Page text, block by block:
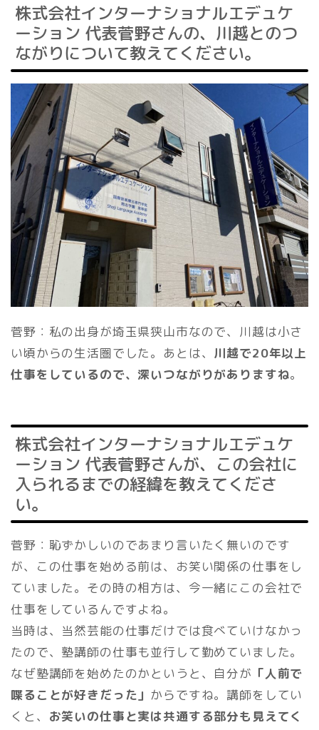
株式会社インターナショナルエデュケ
ーション 代表菅野さんの、川越とのつ
ながりについて教えてください。
菅野：私の出身が埼玉県狭山市なので、川越は小さ
い頃からの生活圏でした。あとは、 川越で20年以上
仕事をしているので、深いつながりがありますね。
株式会社インターナショナルエデュケ
ーション 代表菅野さんが、この会社に
入られるまでの経緯を教えてくださ
い。
菅野：恥ずかしいのであまり言いたく無いのです
が、この仕事を始める前は、お笑い関係の仕事をし
ていました。その時の相方は、今一緒にこの会社で
仕事をしているんですよね。
当時は、当然芸能の仕事だけでは食べていけなかっ
たので、塾講師の仕事も並行して勤めていました。
なぜ塾講師を始めたのかというと、自分が 「人前で
喋ることが好きだった」 からですね。講師をしてい
くと、 お笑いの仕事と実は共通する部分も見えてく